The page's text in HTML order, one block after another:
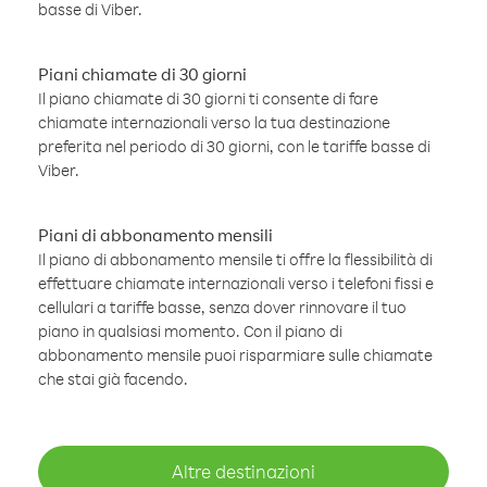
basse di Viber.
Piani chiamate di 30 giorni
Il piano chiamate di 30 giorni ti consente di fare
chiamate internazionali verso la tua destinazione
preferita nel periodo di 30 giorni, con le tariffe basse di
Viber.
Piani di abbonamento mensili
Il piano di abbonamento mensile ti offre la flessibilità di
effettuare chiamate internazionali verso i telefoni fissi e
cellulari a tariffe basse, senza dover rinnovare il tuo
piano in qualsiasi momento. Con il piano di
abbonamento mensile puoi risparmiare sulle chiamate
che stai già facendo.
Altre destinazioni